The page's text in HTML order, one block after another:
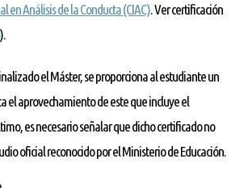
en Análisis de la Conducta (CIAC) . Ver certificación
).
el Máster, se proporciona al estudiante un
el aprovechamiento de este que incluye el
es necesario señalar que dicho certificado no
oficial reconocido por el Ministerio de Educación.